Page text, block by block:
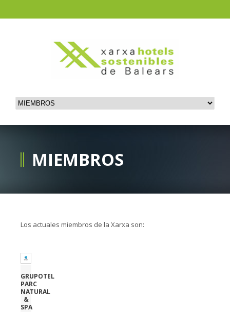
MIEMBROS
Los actuales miembros de la Xarxa son:
GRUPOTEL
PARC
NATURAL
&
SPA